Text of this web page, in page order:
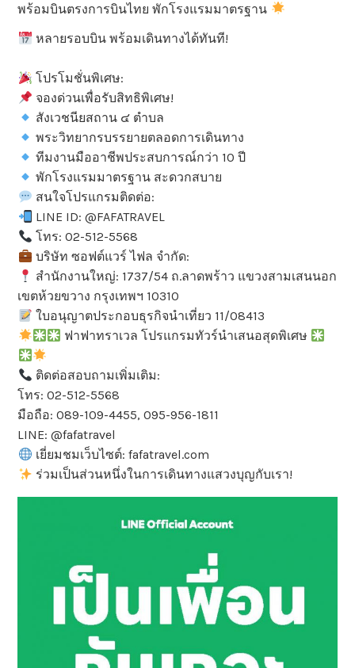
พร้อมบินตรงการบินไทย พักโรงแรมมาตรฐาน
หลายรอบบิน พร้อมเดินทางได้ทันที!
โปรโมชั่นพิเศษ:
จองด่วนเพื่อรับสิทธิพิเศษ!
สังเวชนียสถาน ๔ ตำบล
พระวิทยากรบรรยายตลอดการเดินทาง
ทีมงานมืออาชีพประสบการณ์กว่า 10 ปี
พักโรงแรมมาตรฐาน สะดวกสบาย
สนใจโปรแกรมติดต่อ:
LINE ID: @FAFATRAVEL
โทร: 02-512-5568
บริษัท ซอฟต์แวร์ ไฟล จำกัด:
สำนักงานใหญ่: 1737/54 ถ.ลาดพร้าว แขวงสามเสนนอก
เขตห้วยขวาง กรุงเทพฯ 10310
ใบอนุญาตประกอบธุรกิจนำเที่ยว 11/08413
ฟาฟาทราเวล โปรแกรมทัวร์นำเสนอสุดพิเศษ
ติดต่อสอบถามเพิ่มเติม:
โทร: 02-512-5568
มือถือ: 089-109-4455, 095-956-1811
LINE: @fafatravel
เยี่ยมชมเว็บไซต์: fafatravel.com
ร่วมเป็นส่วนหนึ่งในการเดินทางแสวงบุญกับเรา!